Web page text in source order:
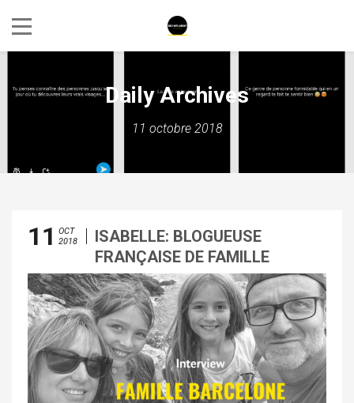
Daily Archives
11 octobre 2018
11
OCT
2018
ISABELLE: BLOGUEUSE
FRANÇAISE DE FAMILLE
BARCELONE